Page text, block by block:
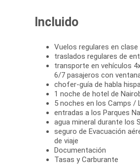
Incluido
Vuelos regulares en
traslados regulares de
transporte en vehículos
6/7 pasajeros con
chofer-guía de habla
1 noche de hotel de
5 noches en los Camps /
entradas a los Parques
agua mineral durante los
seguro de Evacuación
de viaje
Documentación
Tasas y Carburante